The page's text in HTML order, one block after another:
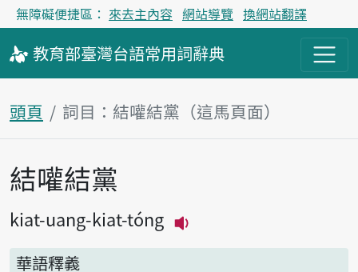
無障礙便捷區： 來去主內容 網站導覽 換網站翻譯
教育部臺灣台語常用詞辭典
頭頁 詞目：結嚾結黨（這馬頁面）
主內容區
結嚾結黨
kiat-uang-kiat-tóng
華語釋義